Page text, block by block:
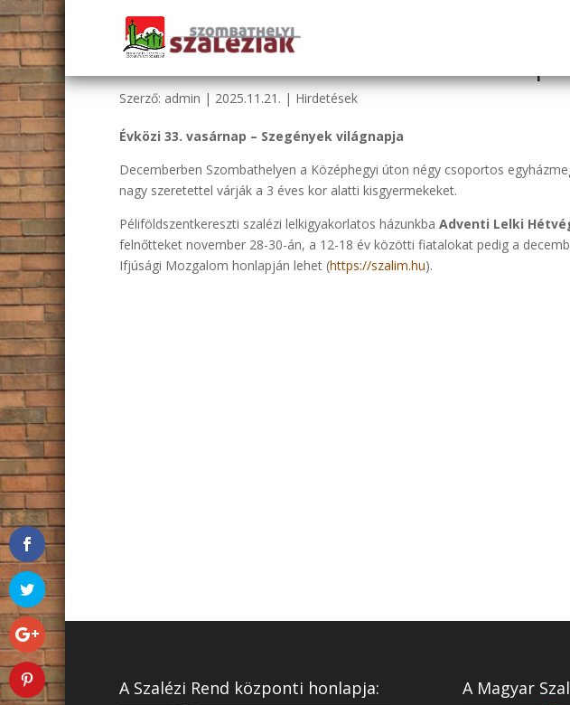
HIRDETÉSEK – Évközi 33. vasárnap
Szerző: admin | 2025.11.21. | Hirdetések
Évközi 33. vasárnap – Szegények világnapja
Decemberben Szombathelyen a Középhegyi úton négy csoportos
nagy szeretettel várják a 3 éves kor alatti kisgyermekeket.
Péliföldszentkereszti szalézi lelkigyakorlatos házunkba Adventi Lelki
felnőtteket november 28-30-án, a 12-18 év közötti fiatalokat pedig a
Ifjúsági Mozgalom honlapján lehet (https://szalim.hu).
A Szalézi Rend központi honlapja: A Magyar